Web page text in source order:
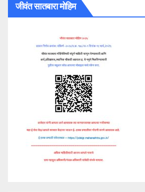
जीवंत सातबारा मोहिम